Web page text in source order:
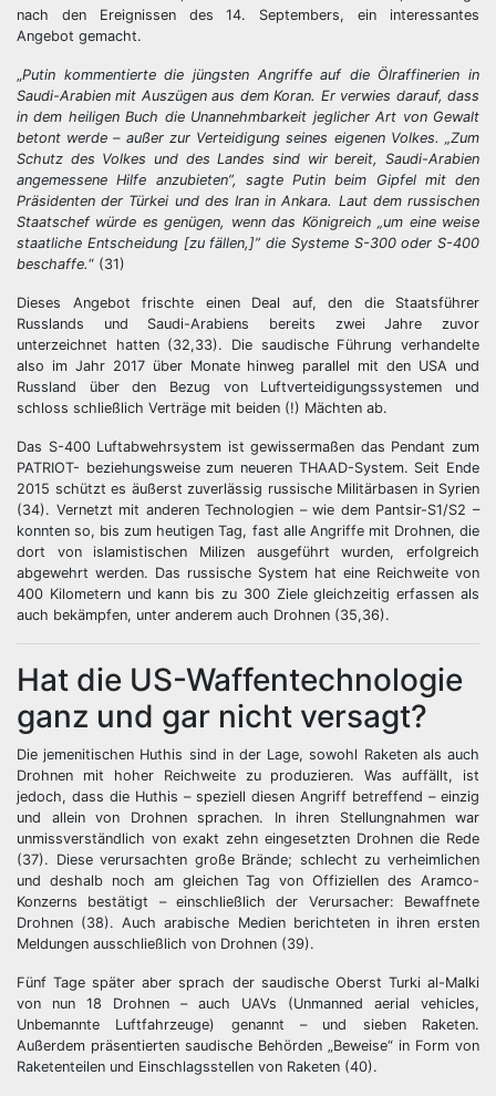
nach den Ereignissen des 14. Septembers, ein interessantes
Angebot gemacht.
„Putin kommentierte die jüngsten Angriffe auf die Ölraffinerien in
Saudi-Arabien mit Auszügen aus dem Koran. Er verwies darauf, dass
in dem heiligen Buch die Unannehmbarkeit jeglicher Art von Gewalt
betont werde – außer zur Verteidigung seines eigenen Volkes. „Zum
Schutz des Volkes und des Landes sind wir bereit, Saudi-Arabien
angemessene Hilfe anzubieten”, sagte Putin beim Gipfel mit den
Präsidenten der Türkei und des Iran in Ankara. Laut dem russischen
Staatschef würde es genügen, wenn das Königreich „um eine weise
staatliche Entscheidung [zu fällen,]” die Systeme S-300 oder S-400
beschaffe.“ (31)
Dieses Angebot frischte einen Deal auf, den die Staatsführer
Russlands und Saudi-Arabiens bereits zwei Jahre zuvor
unterzeichnet hatten (32,33). Die saudische Führung verhandelte
also im Jahr 2017 über Monate hinweg parallel mit den USA und
Russland über den Bezug von Luftverteidigungssystemen und
schloss schließlich Verträge mit beiden (!) Mächten ab.
Das S-400 Luftabwehrsystem ist gewissermaßen das Pendant zum
PATRIOT- beziehungsweise zum neueren THAAD-System. Seit Ende
2015 schützt es äußerst zuverlässig russische Militärbasen in Syrien
(34). Vernetzt mit anderen Technologien – wie dem Pantsir-S1/S2 –
konnten so, bis zum heutigen Tag, fast alle Angriffe mit Drohnen, die
dort von islamistischen Milizen ausgeführt wurden, erfolgreich
abgewehrt werden. Das russische System hat eine Reichweite von
400 Kilometern und kann bis zu 300 Ziele gleichzeitig erfassen als
auch bekämpfen, unter anderem auch Drohnen (35,36).
Hat die US-Waffentechnologie
ganz und gar nicht versagt?
Die jemenitischen Huthis sind in der Lage, sowohl Raketen als auch
Drohnen mit hoher Reichweite zu produzieren. Was auffällt, ist
jedoch, dass die Huthis – speziell diesen Angriff betreffend – einzig
und allein von Drohnen sprachen. In ihren Stellungnahmen war
unmissverständlich von exakt zehn eingesetzten Drohnen die Rede
(37). Diese verursachten große Brände; schlecht zu verheimlichen
und deshalb noch am gleichen Tag von Offiziellen des Aramco-
Konzerns bestätigt – einschließlich der Verursacher: Bewaffnete
Drohnen (38). Auch arabische Medien berichteten in ihren ersten
Meldungen ausschließlich von Drohnen (39).
Fünf Tage später aber sprach der saudische Oberst Turki al-Malki
von nun 18 Drohnen – auch UAVs (Unmanned aerial vehicles,
Unbemannte Luftfahrzeuge) genannt – und sieben Raketen.
Außerdem präsentierten saudische Behörden „Beweise“ in Form von
Raketenteilen und Einschlagsstellen von Raketen (40).